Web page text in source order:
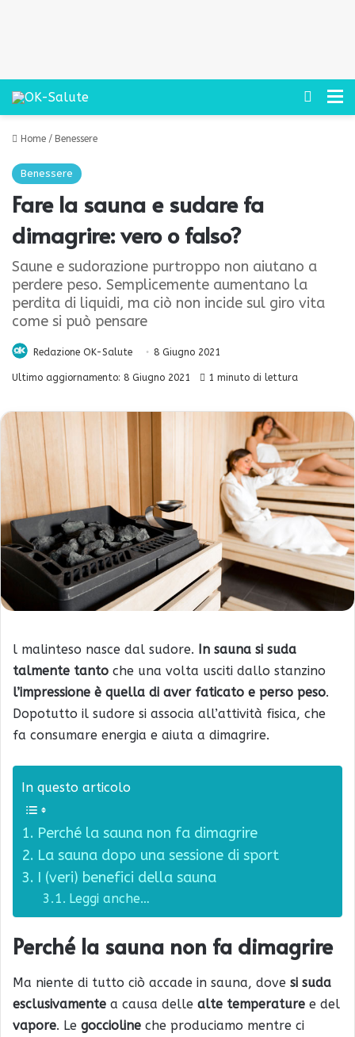
Cerca
Home / Benessere
Benessere
Fare la sauna e sudare fa
dimagrire: vero o falso?
Saune e sudorazione purtroppo non aiutano a
perdere peso. Semplicemente aumentano la
perdita di liquidi, ma ciò non incide sul giro vita
come si può pensare
Redazione OK-Salute 8 Giugno 2021
Ultimo aggiornamento: 8 Giugno 2021 1 minuto di lettura
l malinteso nasce dal sudore. In sauna si suda
talmente tanto che una volta usciti dallo stanzino
l’impressione è quella di aver faticato e perso peso.
Dopotutto il sudore si associa all’attività fisica, che
fa consumare energia e aiuta a dimagrire.
In questo articolo
Perché la sauna non fa dimagrire
La sauna dopo una sessione di sport
I (veri) benefici della sauna
Leggi anche…
Perché la sauna non fa dimagrire
Ma niente di tutto ciò accade in sauna, dove si suda
esclusivamente a causa delle alte temperature e del
vapore. Le goccioline che produciamo mentre ci